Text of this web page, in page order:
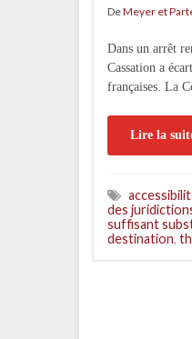
DeMeyer et
Dans un arrêt
Cassation a
françaises. La
Lire la
des
suffisant
destination,